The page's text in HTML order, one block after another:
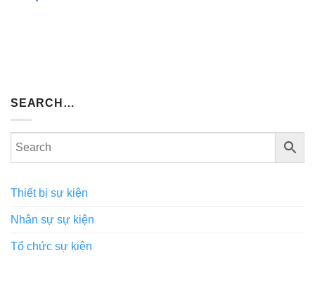
SEARCH…
Thiết bị sự kiện
Nhân sự sự kiện
Tổ chức sự kiện